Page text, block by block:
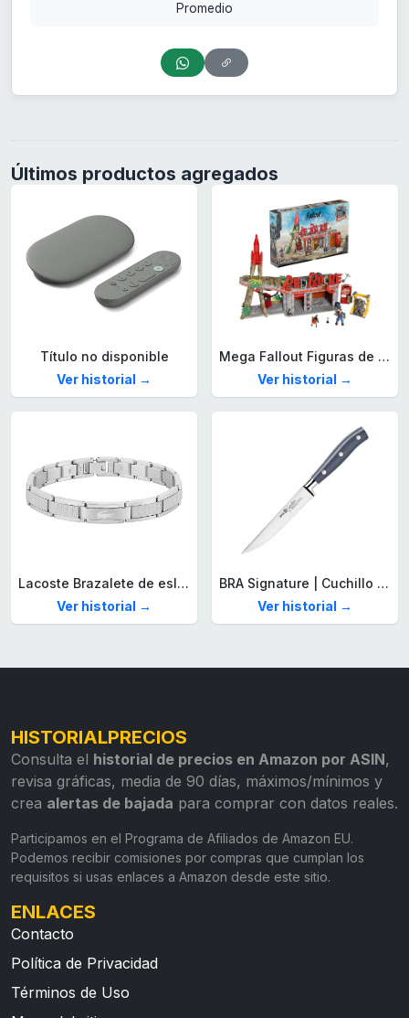
Promedio
Últimos productos agregados
Título no disponible
Ver historial →
Mega Fallout Figuras de acción y Juguetes de construcción, Parada de Camiones Red Rocket con 824 Piezas, 2 Personajes articulados y Accesorios, para coleccionistas, HXT00
Ver historial →
Lacoste Brazalete de eslabón para Hombre Colección STENCIL de Acero inoxidable
Ver historial →
BRA Signature | Cuchillo tomatero 120 mm, Acero Inoxidable alemán forjado con Molibdeno Vanadio, Mango Remachado ABS, Diseño Ergonómico, Hoja 1,6 mm espesor
Ver historial →
HISTORIALPRECIOS
Consulta el historial de precios en Amazon por ASIN,
revisa gráficas, media de 90 días, máximos/mínimos y
crea alertas de bajada para comprar con datos reales.
Participamos en el Programa de Afiliados de Amazon EU.
Podemos recibir comisiones por compras que cumplan los
requisitos si usas enlaces a Amazon desde este sitio.
ENLACES
Contacto
Política de Privacidad
Términos de Uso